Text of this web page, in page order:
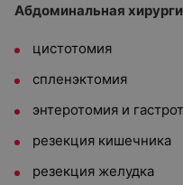
Абдоминальная
цистотомия
спленэктомия
энтеротомия и
резекция кишечника
резекция желудка